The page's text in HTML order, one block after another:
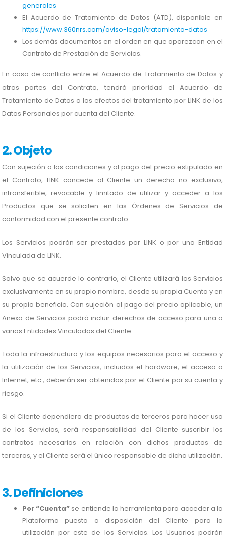
generales
El Acuerdo de Tratamiento de Datos (ATD), disponible en
https://www.360nrs.com/aviso-legal/tratamiento-datos
Los demás documentos en el orden en que aparezcan en el
Contrato de Prestación de Servicios.
En caso de conflicto entre el Acuerdo de Tratamiento de Datos y
otras partes del Contrato, tendrá prioridad el Acuerdo de
Tratamiento de Datos a los efectos del tratamiento por LINK de los
Datos Personales por cuenta del Cliente.
2. Objeto
Con sujeción a las condiciones y al pago del precio estipulado en
el Contrato, LINK concede al Cliente un derecho no exclusivo,
intransferible, revocable y limitado de utilizar y acceder a los
Productos que se soliciten en las Órdenes de Servicios de
conformidad con el presente contrato.
Los Servicios podrán ser prestados por LINK o por una Entidad
Vinculada de LINK.
Salvo que se acuerde lo contrario, el Cliente utilizará los Servicios
exclusivamente en su propio nombre, desde su propia Cuenta y en
su propio beneficio. Con sujeción al pago del precio aplicable, un
Anexo de Servicios podrá incluir derechos de acceso para una o
varias Entidades Vinculadas del Cliente.
Toda la infraestructura y los equipos necesarios para el acceso y
la utilización de los Servicios, incluidos el hardware, el acceso a
Internet, etc., deberán ser obtenidos por el Cliente por su cuenta y
riesgo.
Si el Cliente dependiera de productos de terceros para hacer uso
de los Servicios, será responsabilidad del Cliente suscribir los
contratos necesarios en relación con dichos productos de
terceros, y el Cliente será el único responsable de dicha utilización.
3. Definiciones
Por “Cuenta” se entiende la herramienta para acceder a la
Plataforma puesta a disposición del Cliente para la
utilización por este de los Servicios. Los Usuarios podrán